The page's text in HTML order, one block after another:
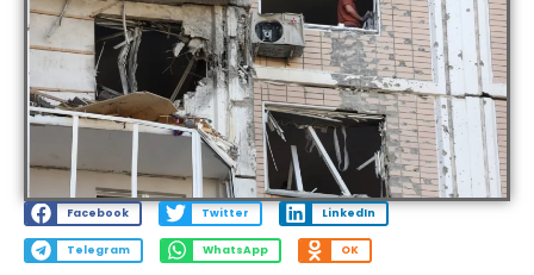
Facebook Twitter LinkedIn
Telegram WhatsApp OK